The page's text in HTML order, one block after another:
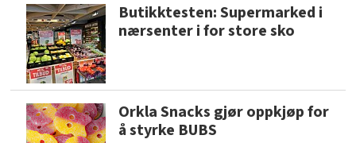
Butikktesten: Supermarked i
nærsenter i for store sko
Orkla Snacks gjør oppkjøp for
å styrke BUBS